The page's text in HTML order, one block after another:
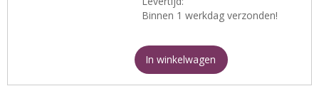
Binnen 1 werkdag verzonden!
In winkelwagen